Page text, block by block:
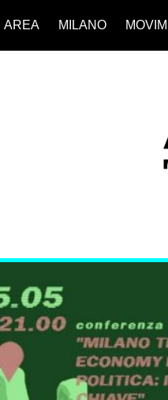
AREA MILANO